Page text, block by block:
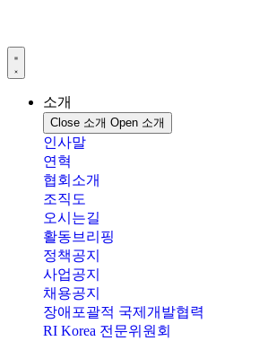
츠
로
소개
Close 소개 Open 소개
인사말
연혁
협회소개
조직도
오시는길
활동브리핑
정책공지
사업공지
채용공지
장애포괄적 국제개발협력
RI Korea 전문위원회